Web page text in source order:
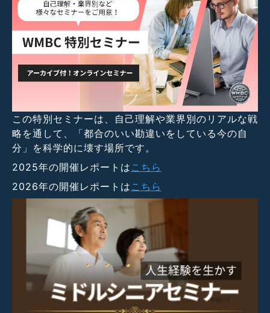
この特別セミナーは、自己理解や業界別のリアルな戦
略を通して、「都合のいい勘違いをしている今の自
分」を科学的に壊す場所です。
2025年の開催レポートは こちら
2026年の開催レポートは こちら